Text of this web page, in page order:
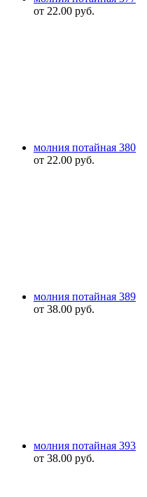
от 22.00 руб.
молния потайная 380
от 22.00 руб.
молния потайная 389
от 38.00 руб.
молния потайная 393
от 38.00 руб.